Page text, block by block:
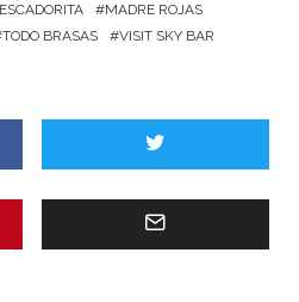
MADRE ROJAS
TODO BRASAS VISIT SKY BAR